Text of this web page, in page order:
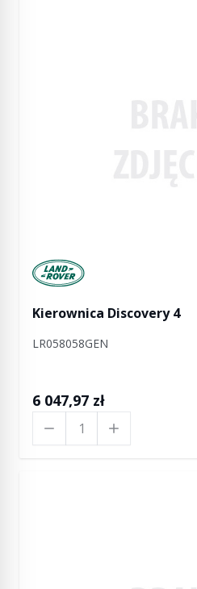
Manufactured by Land rover
Kierownica Discovery 4
LR058058GEN
6 047,97 zł